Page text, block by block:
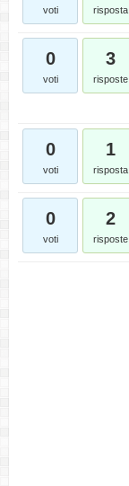
voti risposta
0
voti
3
risposte
0
voti
1
risposta
0
voti
2
risposte